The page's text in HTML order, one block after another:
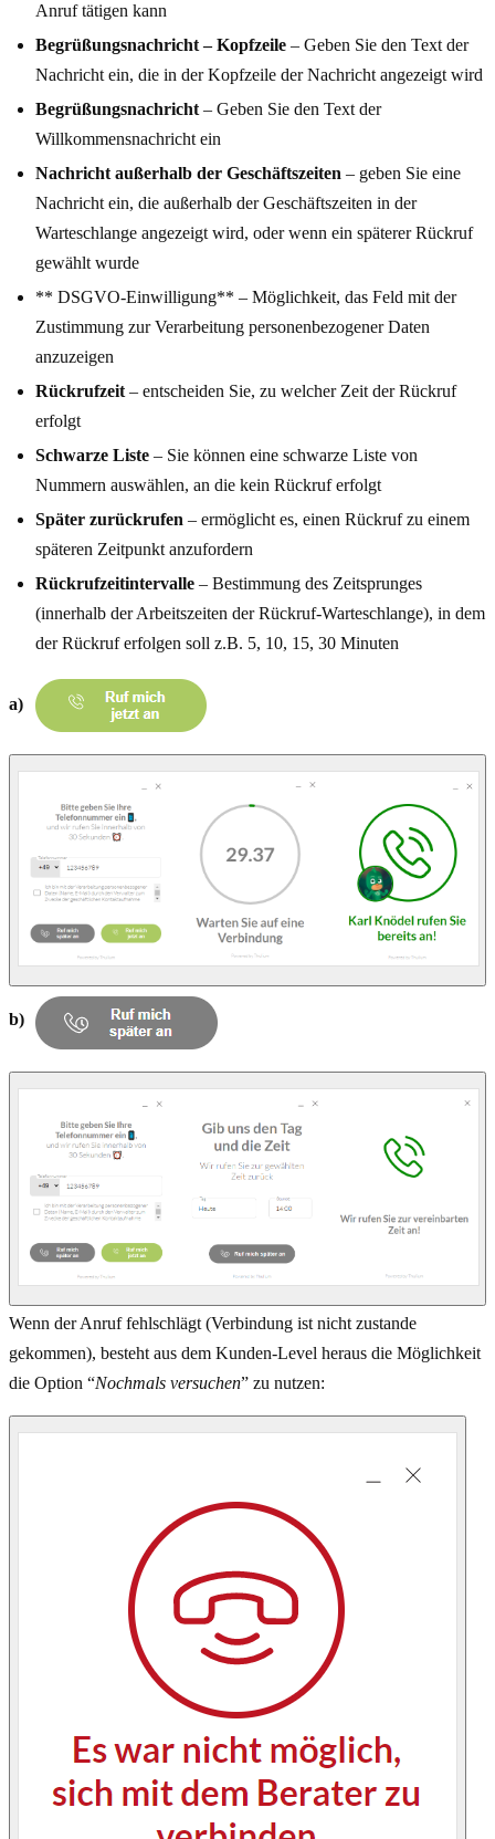
Anruf tätigen kann
Begrüßungsnachricht – Kopfzeile – Geben Sie den Text der
Nachricht ein, die in der Kopfzeile der Nachricht angezeigt wird
Begrüßungsnachricht – Geben Sie den Text der
Willkommensnachricht ein
Nachricht außerhalb der Geschäftszeiten – geben Sie eine
Nachricht ein, die außerhalb der Geschäftszeiten in der
Warteschlange angezeigt wird, oder wenn ein späterer Rückruf
gewählt wurde
** DSGVO-Einwilligung** – Möglichkeit, das Feld mit der
Zustimmung zur Verarbeitung personenbezogener Daten
anzuzeigen
Rückrufzeit – entscheiden Sie, zu welcher Zeit der Rückruf
erfolgt
Schwarze Liste – Sie können eine schwarze Liste von
Nummern auswählen, an die kein Rückruf erfolgt
Später zurückrufen – ermöglicht es, einen Rückruf zu einem
späteren Zeitpunkt anzufordern
Rückrufzeitintervalle – Bestimmung des Zeitsprunges
(innerhalb der Arbeitszeiten der Rückruf-Warteschlange), in dem
der Rückruf erfolgen soll z.B. 5, 10, 15, 30 Minuten
a)
b)
Wenn der Anruf fehlschlägt (Verbindung ist nicht zustande
gekommen), besteht aus dem Kunden-Level heraus die Möglichkeit
die Option “Nochmals versuchen” zu nutzen: